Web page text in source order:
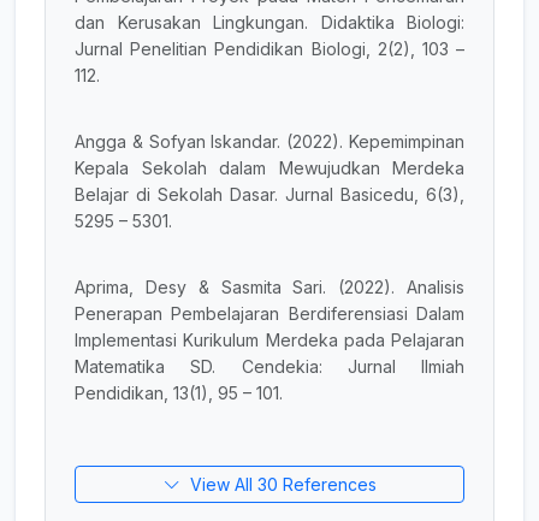
dan Kerusakan Lingkungan. Didaktika Biologi:
Jurnal Penelitian Pendidikan Biologi, 2(2), 103 –
112.
Angga & Sofyan Iskandar. (2022). Kepemimpinan
Kepala Sekolah dalam Mewujudkan Merdeka
Belajar di Sekolah Dasar. Jurnal Basicedu, 6(3),
5295 – 5301.
Aprima, Desy & Sasmita Sari. (2022). Analisis
Penerapan Pembelajaran Berdiferensiasi Dalam
Implementasi Kurikulum Merdeka pada Pelajaran
Matematika SD. Cendekia: Jurnal Ilmiah
Pendidikan, 13(1), 95 – 101.
View All 30 References